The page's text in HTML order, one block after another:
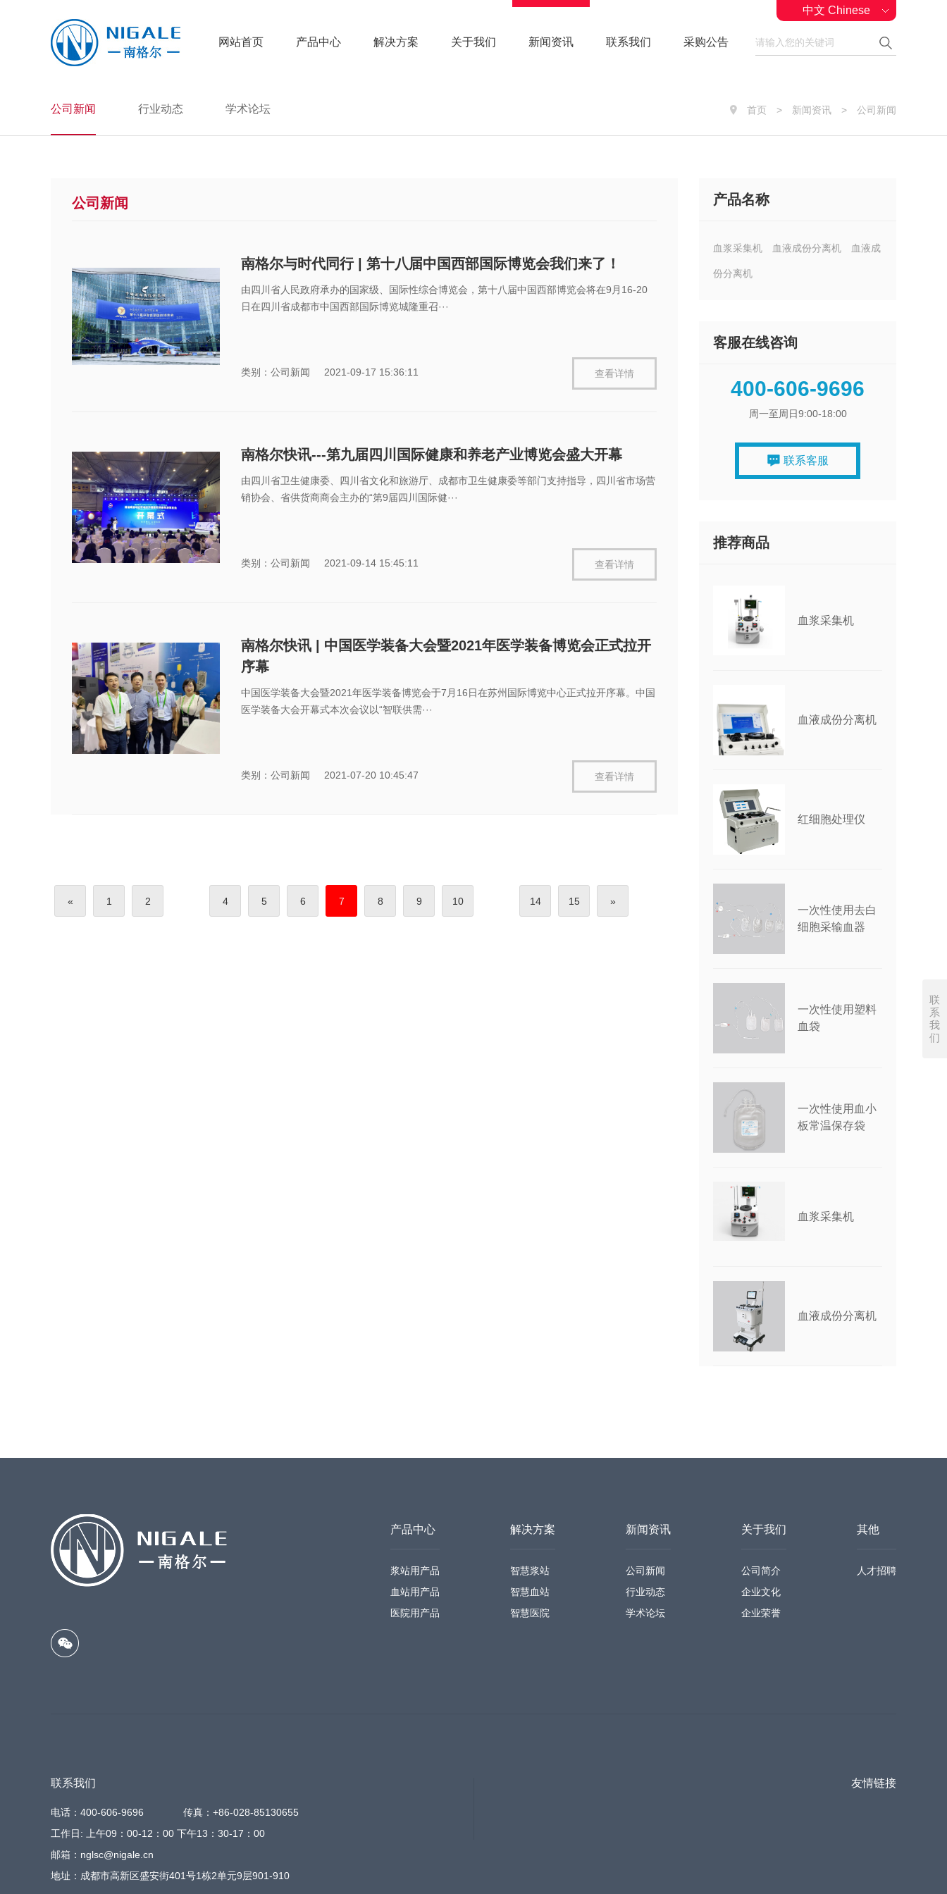
网站首页 产品中心 解决方案 关于我们 新闻资讯 联系我们 采购公告
中文 Chinese
公司新闻 行业动态 学术论坛 首页 > 新闻资讯 > 公司新闻
公司新闻
南格尔与时代同行 | 第十八届中国西部国际博览会我们来了！
由四川省人民政府承办的国家级、国际性综合博览会，第十八届中国西部博览会将在9月16-20
日在四川省成都市中国西部国际博览城隆重召···
类别：公司新闻 2021-09-17 15:36:11 查看详情
南格尔快讯---第九届四川国际健康和养老产业博览会盛大开幕
由四川省卫生健康委、四川省文化和旅游厅、成都市卫生健康委等部门支持指导，四川省市场营
销协会、省供货商商会主办的“第9届四川国际健···
类别：公司新闻 2021-09-14 15:45:11 查看详情
南格尔快讯 | 中国医学装备大会暨2021年医学装备博览会正式拉开
序幕
中国医学装备大会暨2021年医学装备博览会于7月16日在苏州国际博览中心正式拉开序幕。中国
医学装备大会开幕式本次会议以“智联供需···
类别：公司新闻 2021-07-20 10:45:47 查看详情
产品名称
血浆采集机 血液成份分离机 血液成
份分离机
客服在线咨询
400-606-9696
周一至周日9:00-18:00
联系客服
推荐商品
血浆采集机
血液成份分离机
红细胞处理仪
一次性使用去白
细胞采输血器
一次性使用塑料
血袋
一次性使用血小
板常温保存袋
血浆采集机
血液成份分离机
« 1 2 4 5 6 7 8 9 10 14 15 »
其他
人才招聘
关于我们
公司简介
企业文化
企业荣誉
新闻资讯
公司新闻
行业动态
学术论坛
解决方案
智慧浆站
智慧血站
智慧医院
产品中心
浆站用产品
血站用产品
医院用产品
联系我们
电话：400-606-9696
传真：+86-028-85130655
工作日: 上午09：00-12：00 下午13：30-17：00
邮箱：nglsc@nigale.cn
地址：成都市高新区盛安街401号1栋2单元9层901-910
友情链接
联
系
我
们